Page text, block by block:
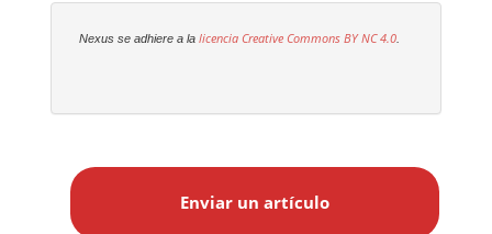
Nexus se adhiere a lalicencia Creative CommonsBY NC 4.0
Enviar un artículo